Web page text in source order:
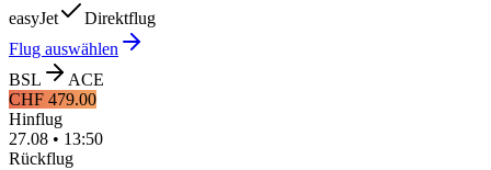
easyJet
Direktflug
Flug auswählen
BSL
ACE
CHF 479.00
Hinflug
27.08 • 13:50
Rückflug